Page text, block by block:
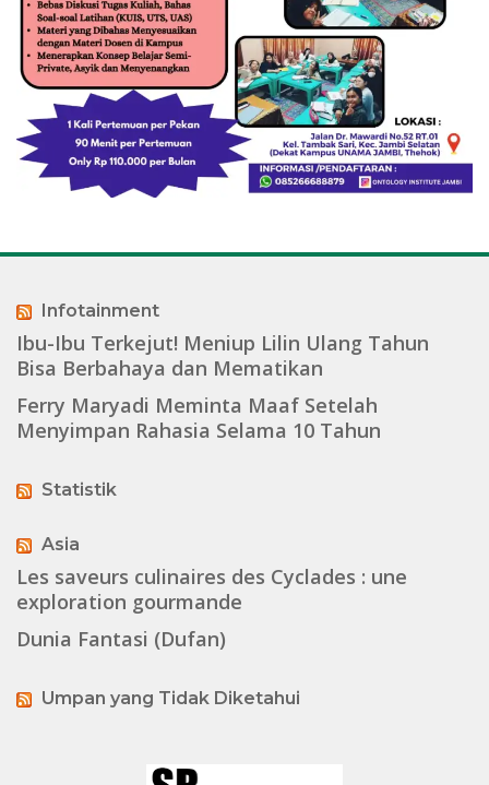
Infotainment
Ibu-Ibu Terkejut! Meniup Lilin Ulang Tahun
Bisa Berbahaya dan Mematikan
Ferry Maryadi Meminta Maaf Setelah
Menyimpan Rahasia Selama 10 Tahun
Statistik
Asia
Les saveurs culinaires des Cyclades : une
exploration gourmande
Dunia Fantasi (Dufan)
Umpan yang Tidak Diketahui